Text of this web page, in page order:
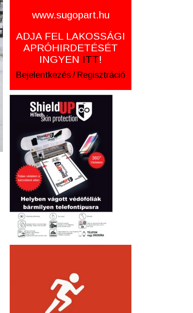
www.sugopart.hu
ADJA FEL LAKOSSÁGI
APRÓHIRDETÉSÉT
INGYEN ITT!
Bejelentkezés / Regisztráció